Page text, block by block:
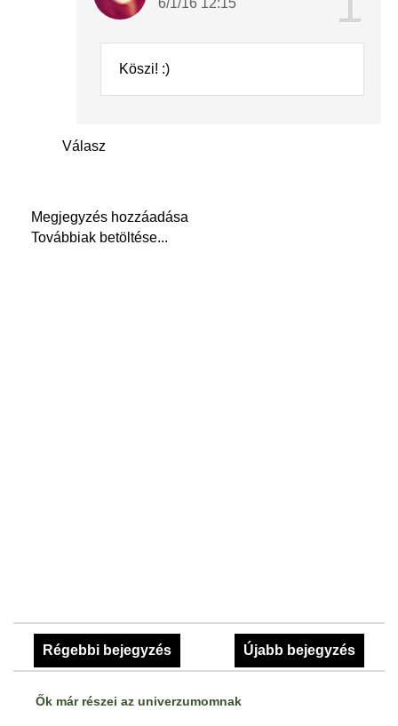
6/1/16 12:15
Köszi! :)
Válasz
Megjegyzés hozzáadása
Továbbiak betöltése...
Újabb bejegyzés
Régebbi bejegyzés
Ők már részei az univerzumomnak